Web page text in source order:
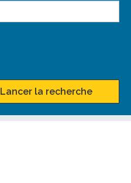
Lancer la recherche